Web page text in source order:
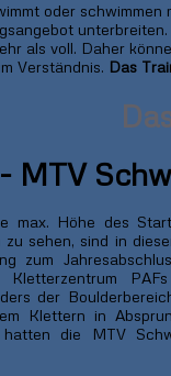
oder
als voll. Daher
Verständnis. Das
Das
MTV
max. Höhe des
sehen, sind in
zum
der
Klettern in
die MTV